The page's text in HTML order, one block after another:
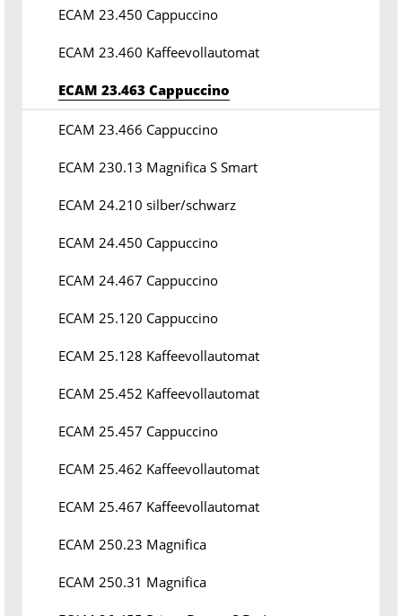
ECAM 23.450 Cappuccino
ECAM 23.460 Kaffeevollautomat
ECAM 23.463 Cappuccino
ECAM 23.466 Cappuccino
ECAM 230.13 Magnifica S Smart
ECAM 24.210 silber/schwarz
ECAM 24.450 Cappuccino
ECAM 24.467 Cappuccino
ECAM 25.120 Cappuccino
ECAM 25.128 Kaffeevollautomat
ECAM 25.452 Kaffeevollautomat
ECAM 25.457 Cappuccino
ECAM 25.462 Kaffeevollautomat
ECAM 25.467 Kaffeevollautomat
ECAM 250.23 Magnifica
ECAM 250.31 Magnifica